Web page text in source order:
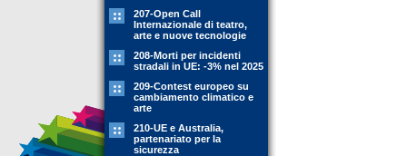
207-Open Call
Internazionale di teatro,
arte e nuove tecnologie
208-Morti per incidenti
stradali in UE: -3% nel 2025
209-Contest europeo su
cambiamento climatico e
arte
210-UE e Australia,
partenariato per la
sicurezza